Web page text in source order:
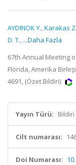
AYDINOK Y.,Karakas Z.
D. T., ...Daha Fazla
67th Annual Meeting
Florida, Amerika
4691, (Özet Bildiri)
Yayın Türü:
Cilt numarası:
Doi Numarası: